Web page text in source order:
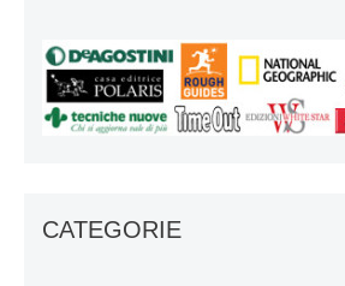
CATEGORIE